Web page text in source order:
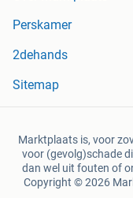
Perskamer
2dehands
Sitemap
Marktplaats is, voor
voor (gevolg)schade
dan wel uit fouten of
Copyright © 2026